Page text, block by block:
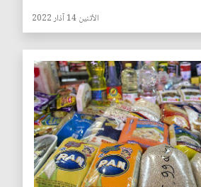
الأثنين 14 آذار 2022